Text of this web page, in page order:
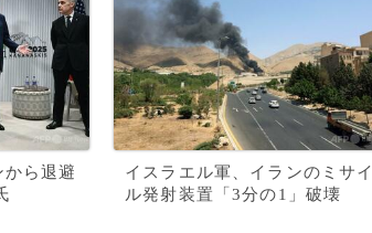
から退避
イスラエル軍、イランのミサイ
ル発射装置「3分の1」破壊